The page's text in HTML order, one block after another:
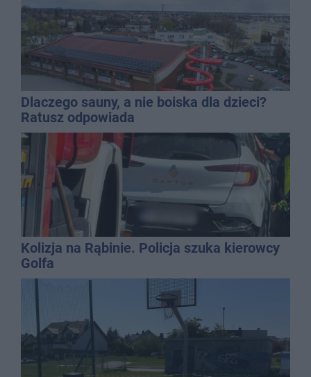
Dlaczego sauny, a nie boiska dla dzieci?
Ratusz odpowiada
Kolizja na Rąbinie. Policja szuka kierowcy
Golfa